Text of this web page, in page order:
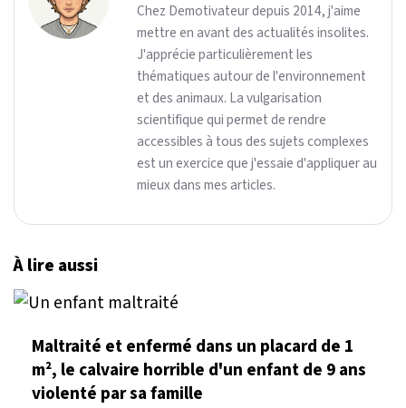
Chez Demotivateur depuis 2014, j'aime
mettre en avant des actualités insolites.
J'apprécie particulièrement les
thématiques autour de l'environnement
et des animaux. La vulgarisation
scientifique qui permet de rendre
accessibles à tous des sujets complexes
est un exercice que j'essaie d'appliquer au
mieux dans mes articles.
À lire aussi
Maltraité et enfermé dans un placard de 1
m², le calvaire horrible d'un enfant de 9 ans
violenté par sa famille